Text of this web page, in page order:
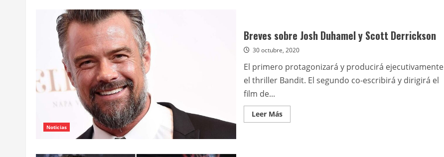
de
Sin
para
Noticias
Breves sobre Josh Duhamel y Scott Derrickson
30 octubre, 2020
El primero protagonizará y producirá ejecutivamente
el thriller Bandit. El segundo co-escribirá y dirigirá el
film de...
Leer MásLeer
más